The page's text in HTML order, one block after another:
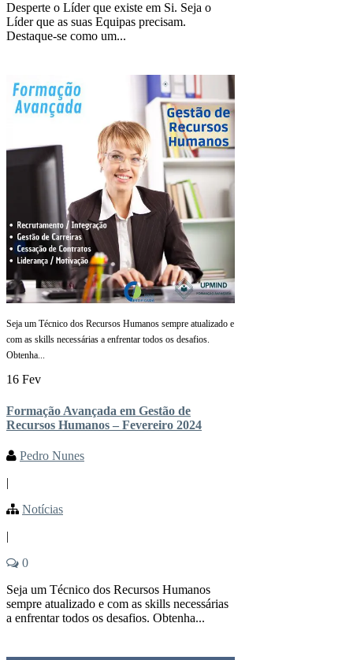
Desperte o Líder que existe em Si. Seja o
Líder que as suas Equipas precisam.
Destaque-se como um...
Seja um Técnico dos Recursos Humanos sempre atualizado e
com as skills necessárias a enfrentar todos os desafios.
Obtenha...
16 Fev
Formação Avançada em Gestão de
Recursos Humanos – Fevereiro 2024
Pedro Nunes
|
Notícias
|
0
Seja um Técnico dos Recursos Humanos
sempre atualizado e com as skills necessárias
a enfrentar todos os desafios. Obtenha...